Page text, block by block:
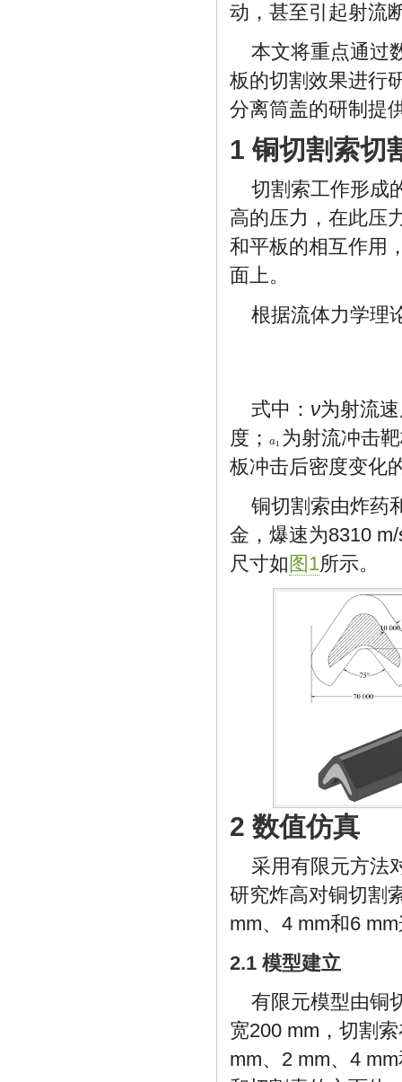
动，甚至引起射流
本文将重点通过
板的切割效果进行
分离筒盖的研制提
1 铜切割索切
切割索工作形成
高的压力，在此压
和平板的相互作用
面上。
根据流体力学理
式中： ν为射流
度；
a1
a1 为射流冲击
板冲击后密度变化
铜切割索由炸药
金，爆速为8310
尺寸如 图1所示。
2 数值仿真
采用有限元方法
研究炸高对铜切割
mm、4 mm和6
2.1 模型建立
有限元模型由铜
宽200 mm，切割
mm、2 mm、4